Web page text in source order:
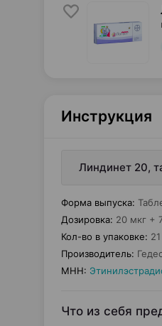
Инструкция
Линдинет 20,
Форма выпуска:
Дозировка: 20 мкг +
Кол-во в упаковке:
Производитель:
МНН:
Что из себя